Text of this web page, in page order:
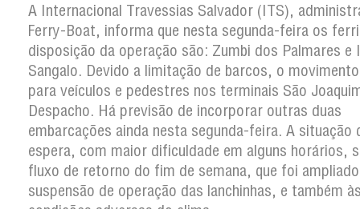
A Internacional Travessias Salvador (ITS),
Ferry-Boat, informa que nesta segunda-feira os
disposição da operação são: Zumbi dos Palmares e
Sangalo. Devido a limitação de barcos, o
para veículos e pedestres nos terminais São
Despacho. Há previsão de incorporar outras duas
embarcações ainda nesta segunda-feira. A situação
espera, com maior dificuldade em alguns horários,
fluxo de retorno do fim de semana, que foi
suspensão de operação das lanchinhas, e também